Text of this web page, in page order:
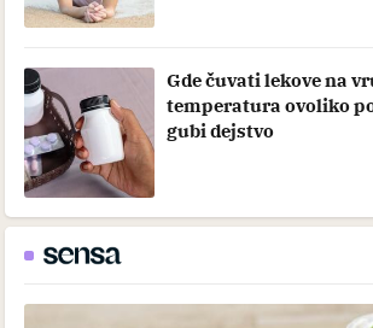
Gde čuvati lekove na
temperatura ovoliko
gubi dejstvo